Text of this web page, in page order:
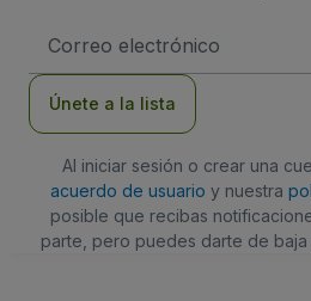
de
Únete a la lista
Al iniciar sesión o crear una
acuerdo de usuario y nuestra
posible que recibas
parte, pero puedes darte de baja